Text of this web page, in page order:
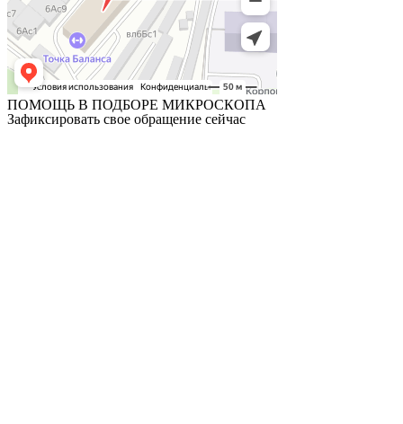
ПОМОЩЬ В ПОДБОРЕ МИКРОСКОПА
Зафиксировать свое обращение сейчас